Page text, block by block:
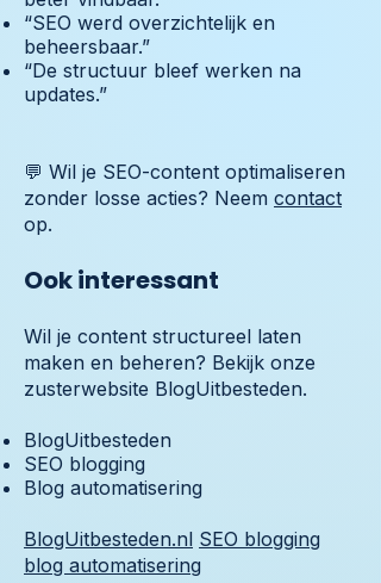
“SEO werd overzichtelijk en
beheersbaar.”
“De structuur bleef werken na
updates.”
💬 Wil je SEO-content optimaliseren
zonder losse acties? Neem contact
op.
Ook interessant
Wil je content structureel laten
maken en beheren? Bekijk onze
zusterwebsite BlogUitbesteden.
BlogUitbesteden
SEO blogging
Blog automatisering
BlogUitbesteden.nl SEO blogging
blog automatisering